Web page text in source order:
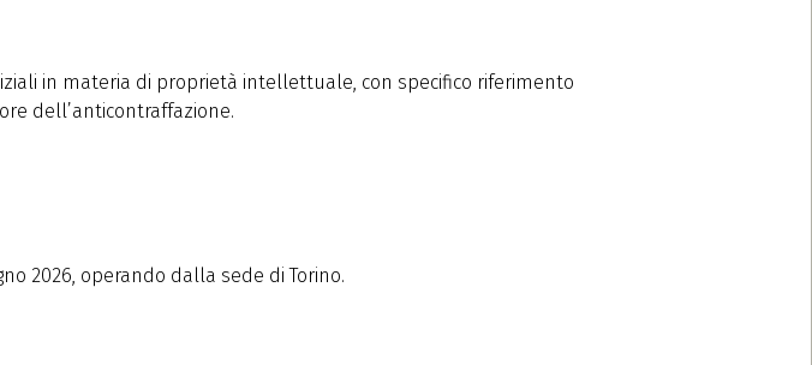
in materia di proprietà intellettuale, con specifico riferimento
dell’anticontraffazione.
2026, operando dalla sede di Torino.